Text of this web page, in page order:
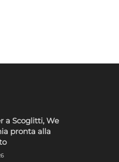
a Scoglitti, We
pronta alla